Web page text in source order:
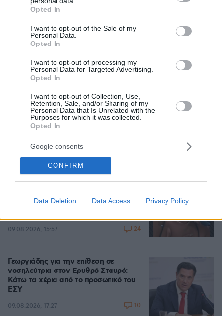
grant or deny consent to Google and its third-party tags to
use your data for below specified purposes in below Google
consent section.
Opted In
I want to opt-out of the Sale of my
Personal Data.
Opted In
I want to opt-out of processing my
Personal Data for Targeted Advertising.
Opted In
I want to opt-out of Collection, Use,
Retention, Sale, and/or Sharing of my
Personal Data that Is Unrelated with the
Purposes for which it was collected.
Opted In
Google consents
CONFIRM
Data Deletion Data Access Privacy Policy
Σκιάθος: 15χρονος κατήγγειλε 17χρονο
για κατ' εξακολούθηση βιασμό και
εκβιασμό με βίντεο, τι περιέγραψε στις
09.08.2026, 16:54
Ντόρτμουντ με απίστευτη γκολάρα
κόντρα στην Άρσεναλ του Τζόλη,
δείτε βίντεο
09.08.2026, 17:09 10
Ανάρτηση με υπονοούμενα: «Κάποιοι
περιστάσεων» λέει η Ανδρομάχη εν
μέσω φημών για τη σχέση της με τον
09.08.2026, 15:57 24
Γεωργιάδης για την επίθεση σε
νοσηλεύτρια στον Ερυθρό Σταυρό:
Κάτω τα χέρια από το προσωπικό του
ΕΣΥ
09.08.2026, 17:27 10